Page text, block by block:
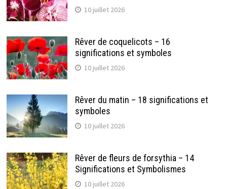
10 juillet 2026
Rêver de coquelicots – 16
significations et symboles
10 juillet 2026
Rêver du matin – 18 significations et
symboles
10 juillet 2026
Rêver de fleurs de forsythia – 14
Significations et Symbolismes
10 juillet 2026